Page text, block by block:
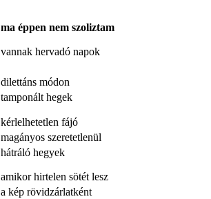
ma éppen nem szoliztam
vannak hervadó napok
dilettáns módon
tamponált hegek
kérlelhetetlen fájó
magányos szeretetlenül
hátráló hegyek
amikor hirtelen sötét lesz
a kép rövidzárlatként